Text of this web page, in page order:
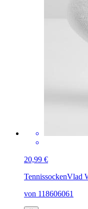
20,99 €
TennissockenVlad
von 118606061